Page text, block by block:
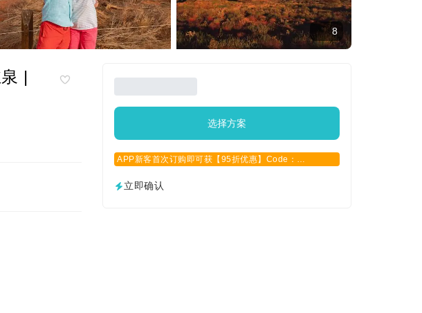
8
|
选择方案
APP新客首次订购即可获【95折优惠】Code：
立即确认